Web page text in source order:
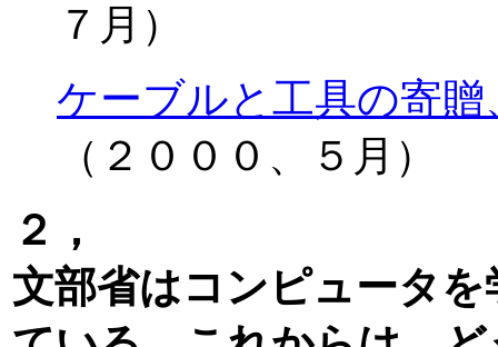
７月）
ケーブルと工具の寄
（２０００、５月）
２，
文部省はコンピュータ